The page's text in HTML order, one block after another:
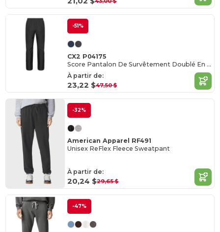
-51%
CX2 P04175
Score Pantalon De Survêtement Doublé En Filet pour homme
À partir de:
23,22 $47,50 $
-32%
American Apparel RF491
Unisex ReFlex Fleece Sweatpant
À partir de:
20,24 $29,65 $
-47%